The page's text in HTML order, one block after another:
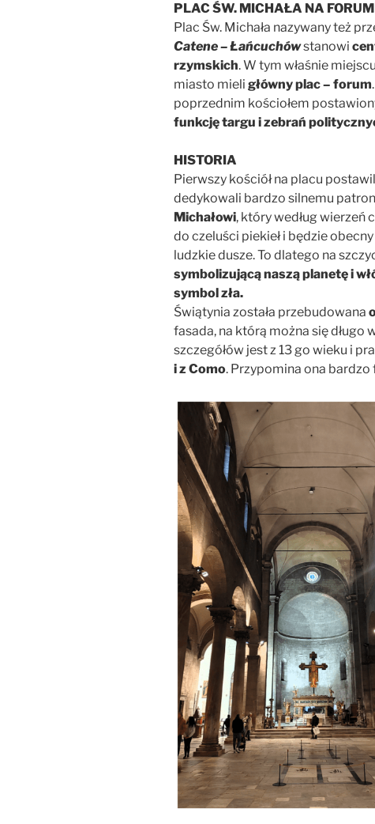
PLAC ŚW. MICHAŁA NA
Plac Św. Michała nazywany też
Catene – Łańcuchówstanowi
rzymskich. W tym właśnie miejscu
miasto mieli główny plac – forum
poprzednim kościołem
funkcję targu i zebrań
HISTORIA
Pierwszy kościół na placu
dedykowali bardzo silnemu
Michałowi, który według wierzeń
do czeluści piekieł i będzie
ludzkie dusze. To dlatego na
symbolizującą naszą planetę i
symbol zła.
Świątynia została przebudowana
fasada, na którą można się długo
szczegółów jest z 13 go wieku i
i z Como. Przypomina ona bardzo